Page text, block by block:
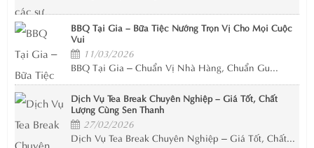
BBQ Tại Gia – Bữa Tiệc Nướng Trọn Vị Cho Mọi Cuộc
Vui
11/03/2026
BBQ Tại Gia – Chuẩn Vị Nhà Hàng, Chuẩn Gu...
Dịch Vụ Tea Break Chuyên Nghiệp – Giá Tốt, Chất
Lượng Cùng Sen Thanh
27/02/2026
Dịch Vụ Tea Break Chuyên Nghiệp – Giá Tốt, Chất...